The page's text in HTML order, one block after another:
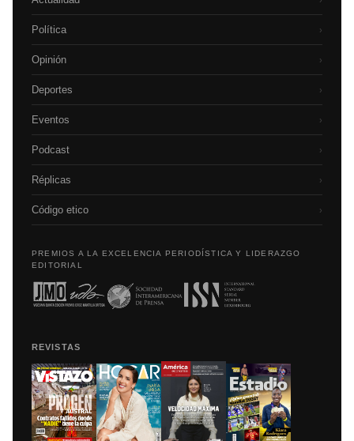
Política ›
Opinión ›
Deportes ›
Eventos ›
Podcast ›
Réplicas ›
Código etico ›
PREMIOS A LA EXCELENCIA PERIODÍSTICA Y LIDERAZGO
EDITORIAL
REVISTAS